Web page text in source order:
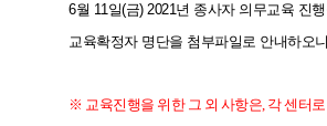
6월 11일(금) 2021년 종사자 의무교육 진
교육확정자 명단을 첨부파일로 안내하오
※ 교육진행을 위한 그 외 사항은, 각 센터